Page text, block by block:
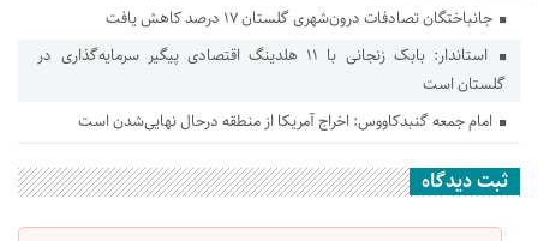
جانباختگان تصادفات درون‌شهری گلستان ۱۷ درصد کاهش یافت
استاندار: بابک زنجانی با ۱۱ هلدینگ اقتصادی پیگیر سرمایه‌گذاری در
گلستان است
امام جمعه گنبدکاووس: اخراج آمریکا از منطقه درحال نهایی‌شدن است
ثبت دیدگاه